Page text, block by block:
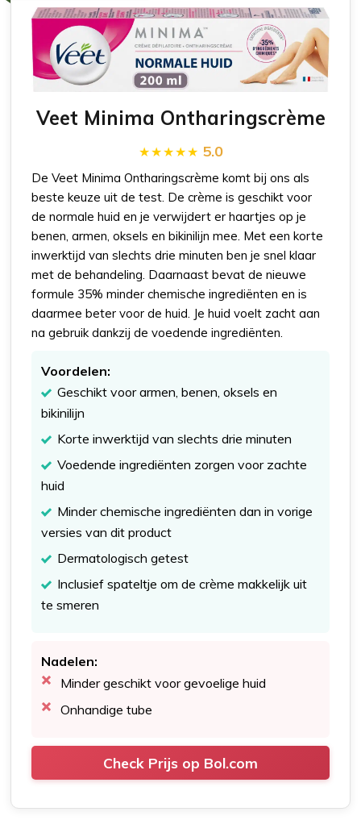
Veet Minima Ontharingscrème
5.0
De Veet Minima Ontharingscrème komt bij ons als
beste keuze uit de test. De crème is geschikt voor
de normale huid en je verwijdert er haartjes op je
benen, armen, oksels en bikinilijn mee. Met een korte
inwerktijd van slechts drie minuten ben je snel klaar
met de behandeling. Daarnaast bevat de nieuwe
formule 35% minder chemische ingrediënten en is
daarmee beter voor de huid. Je huid voelt zacht aan
na gebruik dankzij de voedende ingrediënten.
Voordelen:
Geschikt voor armen, benen, oksels en
bikinilijn
Korte inwerktijd van slechts drie minuten
Voedende ingrediënten zorgen voor zachte
huid
Minder chemische ingrediënten dan in vorige
versies van dit product
Dermatologisch getest
Inclusief spateltje om de crème makkelijk uit
te smeren
Nadelen:
Minder geschikt voor gevoelige huid
Onhandige tube
Check Prijs op Bol.com